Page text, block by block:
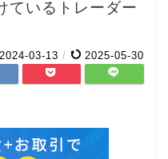
ているトレーダー
2024-03-13 / 2025-05-30